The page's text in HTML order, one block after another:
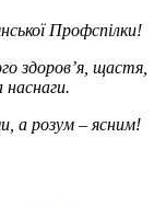
Профспілки!
здоров’я, щастя,
наснаги.
а розум – ясним!